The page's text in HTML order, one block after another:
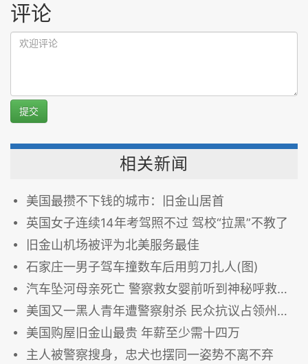
评论
提交
相关新闻
美国最攒不下钱的城市：旧金山居首
英国女子连续14年考驾照不过 驾校“拉黑”不教了
旧金山机场被评为北美服务最佳
石家庄一男子驾车撞数车后用剪刀扎人(图)
汽车坠河母亲死亡 警察救女婴前听到神秘呼救声(图)
美国又一黑人青年遭警察射杀 民众抗议占领州议会(图)
美国购屋旧金山最贵 年薪至少需十四万
主人被警察搜身，忠犬也摆同一姿势不离不弃